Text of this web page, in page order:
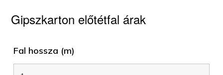
Gipszkarton előtétfal árak
Fal hossza (m)